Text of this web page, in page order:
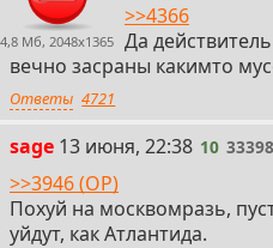
4,8 Мб, 2048x1365
>>4366
Да
вечно засраны какимто
Ответы 4721
sage 10
13 июня, 22:38 10
>>3946 (OP)
Похуй на москвомразь,
уйдут, как Атлантида.